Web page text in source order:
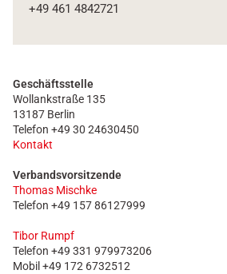
+49 461 4842721
Geschäftsstelle
Wollankstraße 135
13187 Berlin
Telefon +49 30 24630450
Kontakt
Verbandsvorsitzende
Thomas Mischke
Telefon +49 157 86127999
Tibor Rumpf
Telefon +49 331 979973206
Mobil +49 172 6732512